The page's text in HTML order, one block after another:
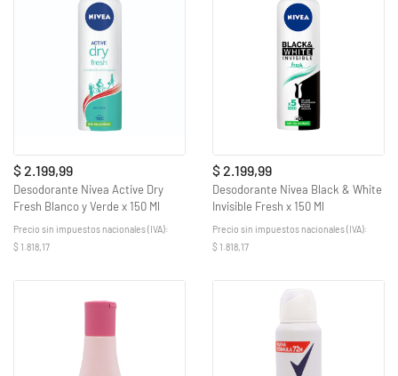
$ 2.199,99
Desodorante Nivea Active Dry
Fresh Blanco y Verde x 150 Ml
Precio sin impuestos nacionales (IVA):
$ 1.818,17
$ 2.199,99
Desodorante Nivea Black & White
Invisible Fresh x 150 Ml
Precio sin impuestos nacionales (IVA):
$ 1.818,17